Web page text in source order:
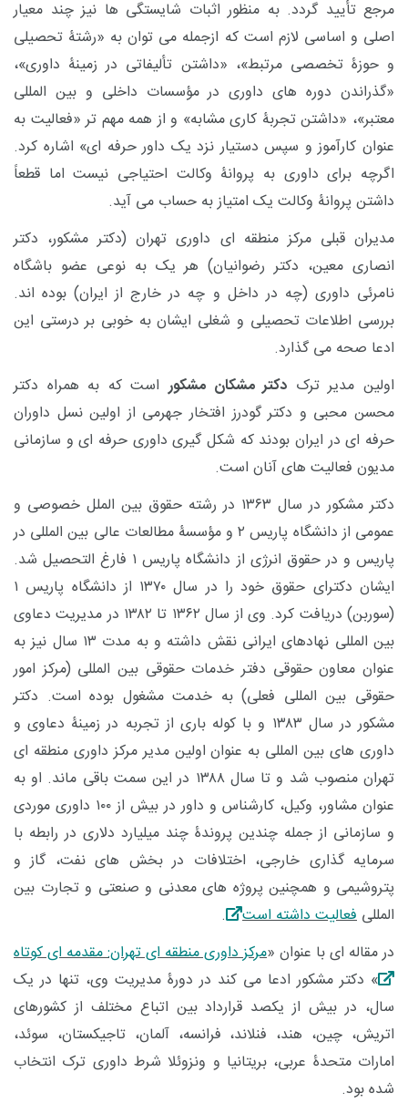
مرجع تأیید گردد. به منظور اثبات شایستگی ها نیز چند معیار
اصلی و اساسی لازم است که ازجمله می توان به «رشتۀ تحصیلی
و حوزۀ تخصصی مرتبط»، «داشتن تألیفاتی در زمینۀ داوری»،
«گذراندن دوره های داوری در مؤسسات داخلی و بین المللی
معتبر»، «داشتن تجربۀ کاری مشابه» و از همه مهم تر «فعالیت به
عنوان کارآموز و سپس دستیار نزد یک داور حرفه ای» اشاره کرد.
اگرچه برای داوری به پروانۀ وکالت احتیاجی نیست اما قطعاً
داشتن پروانۀ وکالت یک امتیاز به حساب می آید.
مدیران قبلی مرکز منطقه ای داوری تهران (دکتر مشکور، دکتر
انصاری معین، دکتر رضوانیان) هر یک به نوعی عضو باشگاه
نامرئی داوری (چه در داخل و چه در خارج از ایران) بوده اند.
بررسی اطلاعات تحصیلی و شغلی ایشان به خوبی بر درستی این
ادعا صحه می گذارد.
اولین مدیر ترک دکتر مشکان مشکوراست که به همراه دکتر
محسن محبی و دکتر گودرز افتخار جهرمی از اولین نسل داوران
حرفه ای در ایران بودند که شکل گیری داوری حرفه ای و سازمانی
مدیون فعالیت های آنان است.
دکتر مشکور در سال ۱۳۶۳ در رشته حقوق بین الملل خصوصی و
عمومی از دانشگاه پاریس ۲ و مؤسسۀ مطالعات عالی بین المللی در
پاریس و در حقوق انرژی از دانشگاه پاریس ۱ فارغ التحصیل شد.
ایشان دکترای حقوق خود را در سال ۱۳۷۰ از دانشگاه پاریس ۱
(سوربن) دریافت کرد. وی از سال ۱۳۶۲ تا ۱۳۸۲ در مدیریت دعاوی
بین المللی نهادهای ایرانی نقش داشته و به مدت ۱۳ سال نیز به
عنوان معاون حقوقی دفتر خدمات حقوقی بین المللی (مرکز امور
حقوقی بین المللی فعلی) به خدمت مشغول بوده است. دکتر
مشکور در سال ۱۳۸۳ و با کوله باری از تجربه در زمینۀ دعاوی و
داوری های بین المللی به عنوان اولین مدیر مرکز داوری منطقه ای
تهران منصوب شد و تا سال ۱۳۸۸ در این سمت باقی ماند. او به
عنوان مشاور، وکیل، کارشناس و داور در بیش از ۱۰۰ داوری موردی
و سازمانی از جمله چندین پروندۀ چند میلیارد دلاری در رابطه با
سرمایه گذاری خارجی، اختلافات در بخش های نفت، گاز و
پتروشیمی و همچنین پروژه های معدنی و صنعتی و تجارت بین
المللی فعالیت داشته است
.
در مقاله ای با عنوان «مرکز داوری منطقه ای تهران: مقدمه ای کوتاه
» دکتر مشکور ادعا می کند در دورۀ مدیریت وی، تنها در یک
سال، در بیش از یکصد قرارداد بین اتباع مختلف از کشورهای
اتریش، چین، هند، فنلاند، فرانسه، آلمان، تاجیکستان، سوئد،
امارات متحدۀ عربی، بریتانیا و ونزوئلا شرط داوری ترک انتخاب
شده بود.